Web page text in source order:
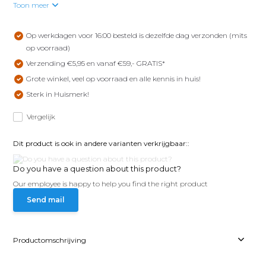
Toon meer
Op werkdagen voor 16:00 besteld is dezelfde dag verzonden (mits
op voorraad)
Verzending €5,95 en vanaf €59,- GRATIS*
Grote winkel, veel op voorraad en alle kennis in huis!
Sterk in Huismerk!
Vergelijk
Dit product is ook in andere varianten verkrijgbaar::
Do you have a question about this product?
Our employee is happy to help you find the right product
Send mail
Productomschrijving